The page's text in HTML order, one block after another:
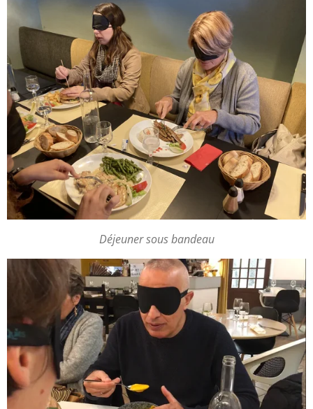
Déjeuner sous bandeau